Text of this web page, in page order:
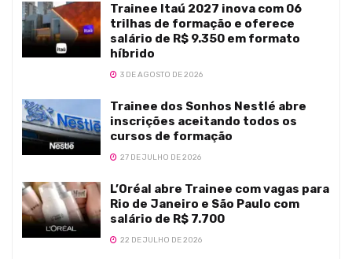
Trainee Itaú 2027 inova com 06
trilhas de formação e oferece
salário de R$ 9.350 em formato
híbrido
3 DE AGOSTO DE 2026
Trainee dos Sonhos Nestlé abre
inscrições aceitando todos os
cursos de formação
27 DE JULHO DE 2026
L’Oréal abre Trainee com vagas para
Rio de Janeiro e São Paulo com
salário de R$ 7.700
22 DE JULHO DE 2026